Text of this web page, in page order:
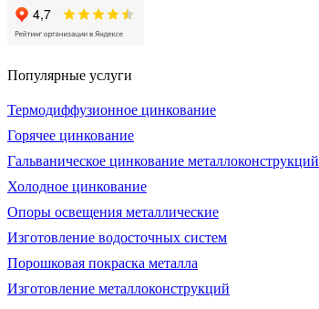
Популярные услуги
Термодиффузионное цинкование
Горячее цинкование
Гальваническое цинкование металлоконструкций
Холодное цинкование
Опоры освещения металлические
Изготовление водосточных систем
Порошковая покраска металла
Изготовление металлоконструкций